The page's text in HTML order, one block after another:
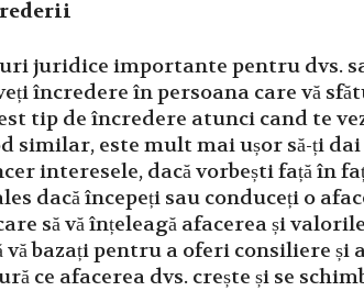
juridice importante pentru dvs.
încredere în persoana care vă
tip de încredere atunci cand te
similar, este mult mai ușor să-ți
interesele, dacă vorbești față în
dacă începeți sau conduceți o
să vă înțeleagă afacerea și
vă bazați pentru a oferi consiliere și
ce afacerea dvs. crește și se